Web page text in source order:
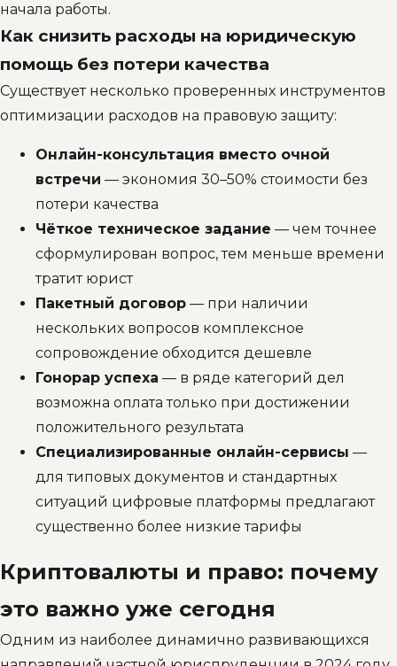
начала работы.
Как снизить расходы на юридическую
помощь без потери качества
Существует несколько проверенных инструментов
оптимизации расходов на правовую защиту:
Онлайн-консультация вместо очной
встречи — экономия 30–50% стоимости без
потери качества
Чёткое техническое задание — чем точнее
сформулирован вопрос, тем меньше времени
тратит юрист
Пакетный договор — при наличии
нескольких вопросов комплексное
сопровождение обходится дешевле
Гонорар успеха — в ряде категорий дел
возможна оплата только при достижении
положительного результата
Специализированные онлайн-сервисы —
для типовых документов и стандартных
ситуаций цифровые платформы предлагают
существенно более низкие тарифы
Криптовалюты и право: почему
это важно уже сегодня
Одним из наиболее динамично развивающихся